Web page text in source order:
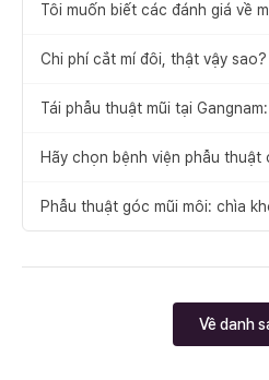
Tôi muốn biết các đánh giá về
Chi phí cắt mí đôi, thật vậy sao?
Tái phẫu thuật mũi tại
Hãy chọn bệnh viện phẫu thuật
Phẫu thuật góc mũi môi: chìa
cân đối
Về danh